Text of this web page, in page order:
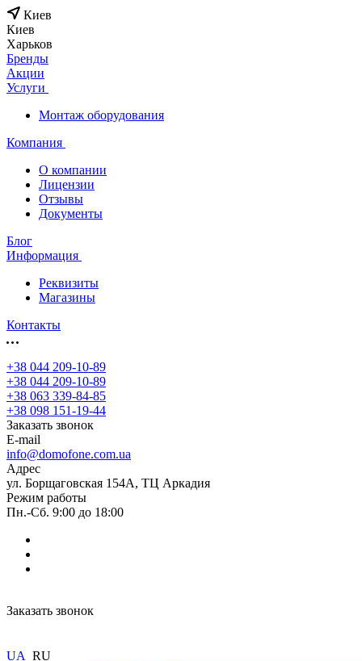
Киев
Киев
Харьков
Бренды
Акции
Услуги
Монтаж оборудования
Компания
О компании
Лицензии
Отзывы
Документы
Блог
Информация
Реквизиты
Магазины
Контакты
+38 044 209-10-89
+38 044 209-10-89
+38 063 339-84-85
+38 098 151-19-44
Заказать звонок
E-mail
info@domofone.com.ua
Адрес
ул. Борщаговская 154А, ТЦ Аркадия
Режим работы
Пн.-Сб. 9:00 до 18:00
Заказать звонок
UA RU